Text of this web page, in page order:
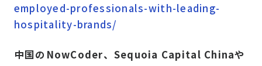
employed-professionals-with-leading-
hospitality-brands/
中国のNowCoder、Sequoia Capital Chinaや